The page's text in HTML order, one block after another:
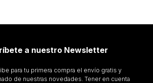
a nuestro Newsletter
para tu primera compra el envío gratis y
de nuestras novedades. Tener en cuenta